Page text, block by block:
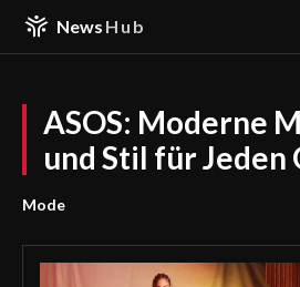
News Hub
ASOS: Moderne
und Stil für Jeden
Mode